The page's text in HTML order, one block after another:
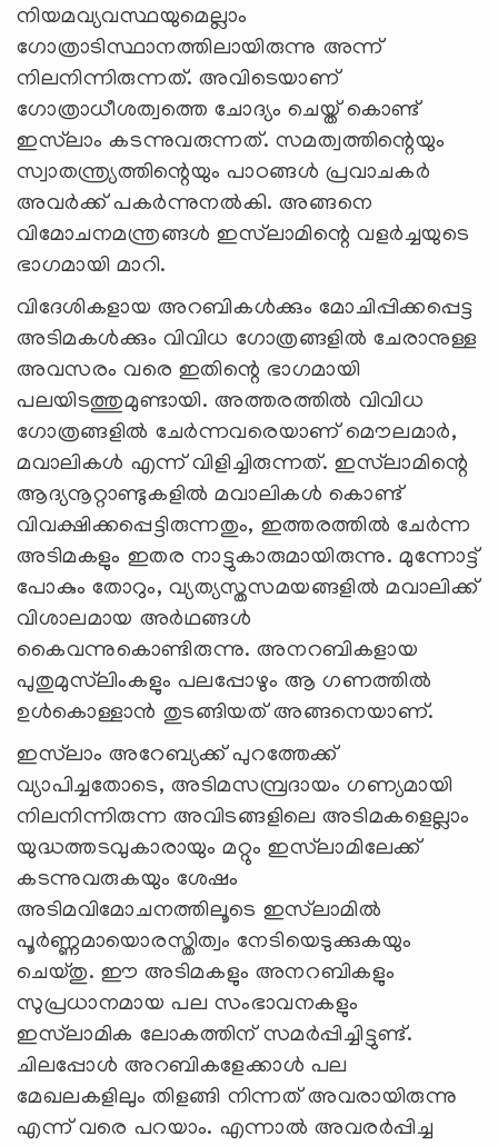
നിയമവ്യവസ്ഥയുമെല്ലാം
ഗോത്രാടിസ്ഥാനത്തിലായിരുന്നു അന്ന്
നിലനിന്നിരുന്നത്. അവിടെയാണ്
ഗോത്രാധീശത്വത്തെ ചോദ്യം ചെയ്ത് കൊണ്ട്
ഇസ്‍ലാം കടന്നുവരുന്നത്. സമത്വത്തിന്റെയും
സ്വാതന്ത്ര്യത്തിന്റെയും പാഠങ്ങള്‍ പ്രവാചകര്‍
അവര്‍ക്ക് പകര്‍ന്നുനല്‍കി. അങ്ങനെ
വിമോചനമന്ത്രങ്ങള്‍ ഇസ്‍ലാമിന്റെ വളര്‍ച്ചയുടെ
ഭാഗമായി മാറി.
വിദേശികളായ അറബികള്‍ക്കും മോചിപ്പിക്കപ്പെട്ട
അടിമകള്‍ക്കും വിവിധ ഗോത്രങ്ങളില്‍ ചേരാനുള്ള
അവസരം വരെ ഇതിന്റെ ഭാഗമായി
പലയിടത്തുമുണ്ടായി. അത്തരത്തില്‍ വിവിധ
ഗോത്രങ്ങളില്‍ ചേര്‍ന്നവരെയാണ് മൌലമാര്‍,
മവാലികള്‍ എന്ന് വിളിച്ചിരുന്നത്. ഇസ്‍ലാമിന്റെ
ആദ്യനൂറ്റാണ്ടുകളില്‍ മവാലികള്‍ കൊണ്ട്
വിവക്ഷിക്കപ്പെട്ടിരുന്നതും, ഇത്തരത്തില്‍ ചേര്‍ന്ന
അടിമകളും ഇതര നാട്ടുകാരുമായിരുന്നു. മുന്നോട്ട്
പോകും തോറും, വ്യത്യസ്തസമയങ്ങളില്‍ മവാലിക്ക്
വിശാലമായ അര്‍ഥങ്ങള്‍
കൈവന്നുകൊണ്ടിരുന്നു. അനറബികളായ
പുതുമുസ്‍ലിംകളും പലപ്പോഴും ആ ഗണത്തില്‍
ഉള്‍കൊള്ളാന്‍ തുടങ്ങിയത് അങ്ങനെയാണ്.
ഇസ്‍ലാം അറേബ്യക്ക് പുറത്തേക്ക്
വ്യാപിച്ചതോടെ, അടിമസമ്പ്രദായം ഗണ്യമായി
നിലനിന്നിരുന്ന അവിടങ്ങളിലെ അടിമകളെല്ലാം
യുദ്ധത്തടവുകാരായും മറ്റും ഇസ്‍ലാമിലേക്ക്
കടന്നുവരുകയും ശേഷം
അടിമവിമോചനത്തിലൂടെ ഇസ്‍ലാമില്‍
പൂര്‍ണ്ണമായൊരസ്തിത്വം നേടിയെടുക്കുകയും
ചെയ്തു. ഈ അടിമകളും അനറബികളും
സുപ്രധാനമായ പല സംഭാവനകളും
ഇസ്‍ലാമിക ലോകത്തിന് സമര്‍പ്പിച്ചിട്ടുണ്ട്.
ചിലപ്പോൾ അറബികളേക്കാൾ പല
മേഖലകളിലും തിളങ്ങി നിന്നത് അവരായിരുന്നു
എന്ന് വരെ പറയാം. എന്നാല്‍ അവരര്‍പ്പിച്ച